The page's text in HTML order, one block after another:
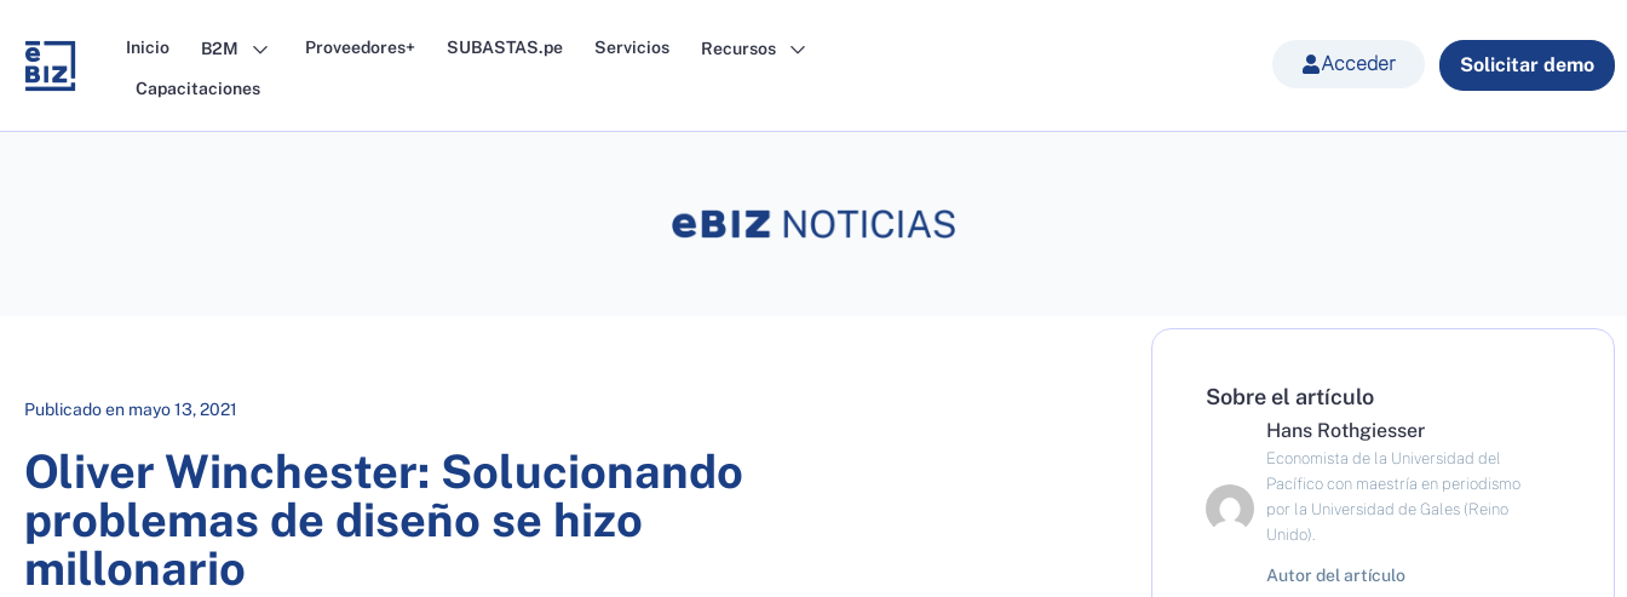
content
Inicio B2M Proveedores+ SUBASTAS.pe Servicios Recursos
Capacitaciones
Acceder Solicitar demo
Publicado en mayo 13, 2021
Oliver Winchester: Solucionando
problemas de diseño se hizo
millonario
Sobre el artículo
Hans Rothgiesser
Economista de la Universidad del
Pacífico con maestría en periodismo
por la Universidad de Gales (Reino
Unido).
Autor del artículo